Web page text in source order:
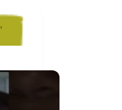
,